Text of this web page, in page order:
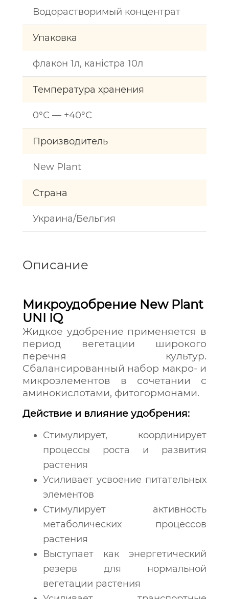
Водорастворимый концентрат
Упаковка
флакон 1л, каністра 10л
Температура хранения
0°С — +40°С
Производитель
New Plant
Страна
Украина/Бельгия
Описание
Микроудобрение New Plant
UNI IQ
Жидкое удобрение применяется в
период вегетации широкого
перечня культур.
Сбалансированный набор макро- и
микроэлементов в сочетании с
аминокислотами, фитогормонами.
Действие и влияние удобрения:
Стимулирует, координирует
процессы роста и развития
растения
Усиливает усвоение питательных
элементов
Стимулирует активность
метаболических процессов
растения
Выступает как энергетический
резерв для нормальной
вегетации растения